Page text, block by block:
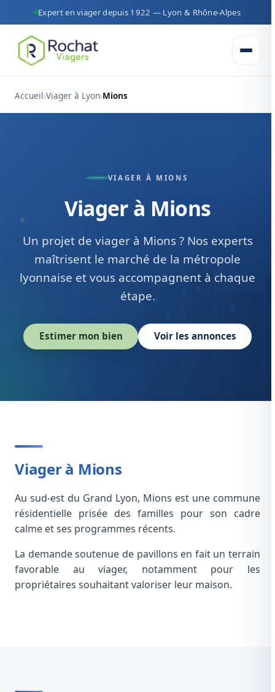
Expert en viager depuis 1922 — Lyon & Rhône-Alpes
Ouvrir
Accueil Viager à Lyon Mions
VIAGER À MIONS
Viager à Mions
Un projet de viager à Mions ? Nos experts
maîtrisent le marché de la métropole
lyonnaise et vous accompagnent à chaque
étape.
Estimer mon bien Voir les annonces
Viager à Mions
Au sud-est du Grand Lyon, Mions est une commune
résidentielle prisée des familles pour son cadre
calme et ses programmes récents.
La demande soutenue de pavillons en fait un terrain
favorable au viager, notamment pour les
propriétaires souhaitant valoriser leur maison.